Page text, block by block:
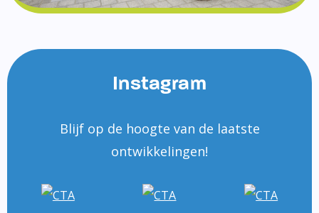
Instagram
Blijf op de hoogte van de laatste
ontwikkelingen!